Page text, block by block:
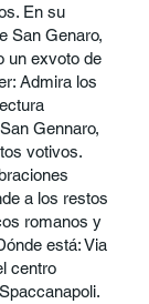
En su
San Genaro,
un exvoto de
Admira los
Gennaro,
votivos.
a los restos
romanos y
está: Via
centro